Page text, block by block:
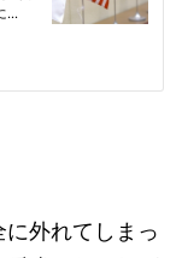
外れてしまっ